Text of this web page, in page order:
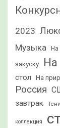
2023
Музыка На
закуску На
стол
На
Россия
завтрак
коллекция